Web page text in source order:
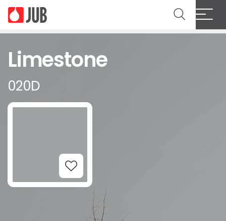
Limestone
020D
Add to Wishlist